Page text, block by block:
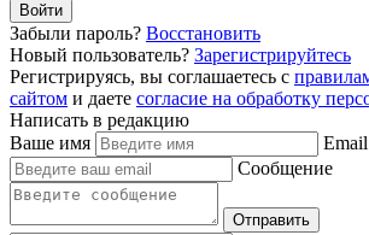
Войти
Забыли пароль? Восстановить
Новый пользователь? Зарегистрируйтесь
Регистрируясь, вы соглашаетесь с
сайтом и даете согласие на обработку
Написать в редакцию
Ваше имя
Email
Сообщение
Отправить